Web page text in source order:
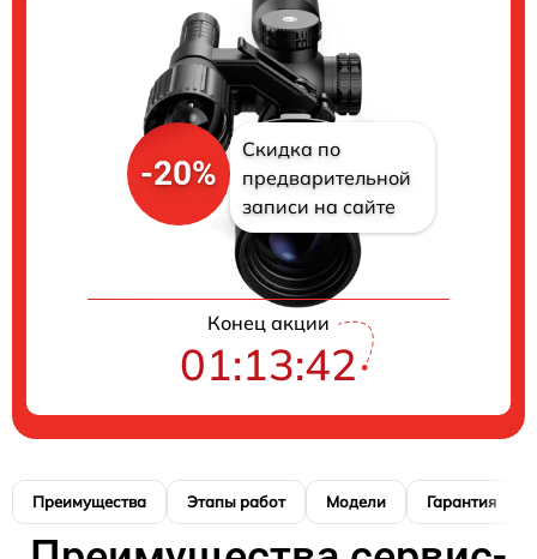
-20%
Скидка по
предварительной
записи на сайте
Конец акции
01:13:42
Преимущества Этапы работ Модели Гарантия